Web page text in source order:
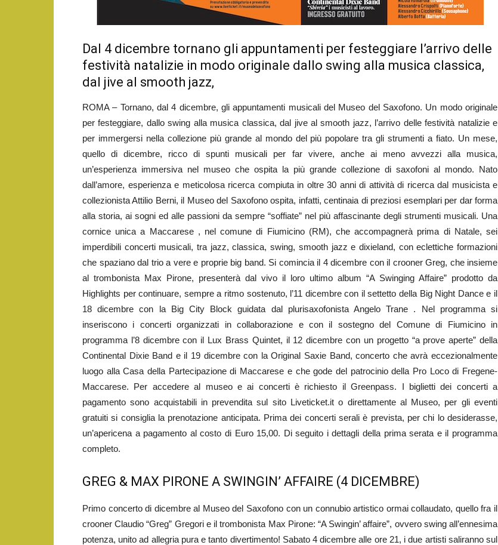
Dal 4 dicembre tornano gli appuntamenti per festeggiare l’arrivo delle
festività natalizie in modo originale dallo swing alla musica classica,
dal jive al smooth jazz,
ROMA – Tornano, dal 4 dicembre, gli appuntamenti musicali del Museo del Saxofono. Un modo originale
per festeggiare, dallo swing alla musica classica, dal jive al smooth jazz, l’arrivo delle festività natalizie e
per immergersi nella collezione più grande al mondo del più popolare tra gli strumenti a fiato. Un mese,
quello di dicembre, ricco di spunti musicali per far vivere, anche ai meno avvezzi alla musica,
un’esperienza immersiva nel museo che ospita la più grande collezione di saxofoni al mondo. Nato
dall’amore, esperienza e meticolosa ricerca compiuta in oltre 30 anni di attività di ricerca dal musicista e
collezionista Attilio Berni, il Museo del Saxofono ospita, infatti, centinaia di preziosi esemplari per dar forma
alla storia, ai sogni ed alle passioni da sempre “soffiate” nel più affascinante degli strumenti musicali. Una
cornice unica a Maccarese , nel comune di Fiumicino (RM), che accompagnerà prima di Natale, sei
imperdibili concerti musicali, tra jazz, classica, swing, smooth jazz e dixieland, con eclettiche formazioni
che spaziano dal trio a vere e proprie big band. Si comincia il 4 dicembre con il crooner Greg, che insieme
al trombonista Max Pirone, presenterà dal vivo il loro ultimo album “A Swinging Affaire” prodotto da
Highlights per continuare, sempre a ritmo sostenuto, l’11 dicembre con il settetto della Big Night Dance e il
18 dicembre con la Big City Block guidata dal plurisaxofonista Angelo Trane . Nel programma si
inseriscono i concerti organizzati in collaborazione e con il sostegno del Comune di Fiumicino in
programma l’8 dicembre con il Lux Brass Quintet, il 12 dicembre con un progetto “a prove aperte” della
Continental Dixie Band e il 19 dicembre con la Original Saxie Band, concerto che avrà eccezionalmente
luogo alla Casa della Partecipazione di Maccarese e che gode del patrocinio della Pro Loco di Fregene-
Maccarese. Per accedere al museo e ai concerti è richiesto il Greenpass. I biglietti dei concerti a
pagamento sono acquistabili in prevendita sul sito Liveticket.it o direttamente al Museo, per gli eventi
gratuiti si consiglia la prenotazione anticipata. Prima dei concerti serali è prevista, per chi lo desiderasse,
un’apericena a pagamento al costo di Euro 15,00. Di seguito i dettagli della prima serata e il programma
completo.
GREG & MAX PIRONE A SWINGIN’ AFFAIRE (4 DICEMBRE)
Primo concerto di dicembre al Museo del Saxofono con un connubio artistico ormai collaudato, quello fra il
crooner Claudio “Greg” Gregori e il trombonista Max Pirone: “A Swingin’ affaire”, ovvero swing all’ennesima
potenza, unito ad allegria pura e tanto divertimento! Sabato 4 dicembre alle ore 21, i due artisti saliranno sul